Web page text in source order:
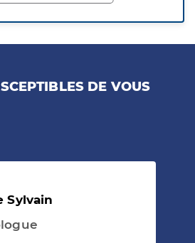
DE VOUS
Sylvain